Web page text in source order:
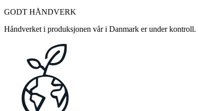
GODT HÅNDVERK
Håndverket i produksjonen vår i Danmark er under